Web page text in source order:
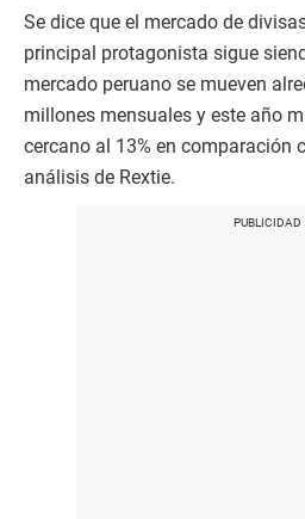
Se dice que el mercado de
principal protagonista sigue
mercado peruano se mueven
millones mensuales y este año
cercano al 13% en comparación
análisis de Rextie.